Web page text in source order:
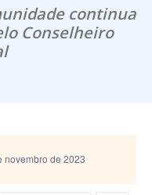
continua
Conselheiro
novembro de 2023